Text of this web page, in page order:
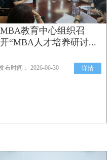
MBA教育中心组织召
开“MBA人才培养研讨...
布时间： 2026-06-30 详情